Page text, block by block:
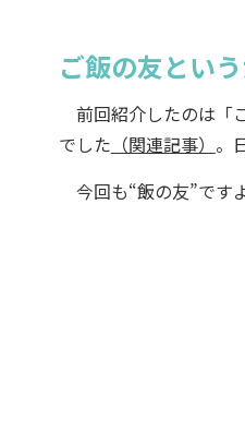
ご飯の友とい
前回紹介したのは「
でした （関連記事） 。
今回も“飯の友”ですよ